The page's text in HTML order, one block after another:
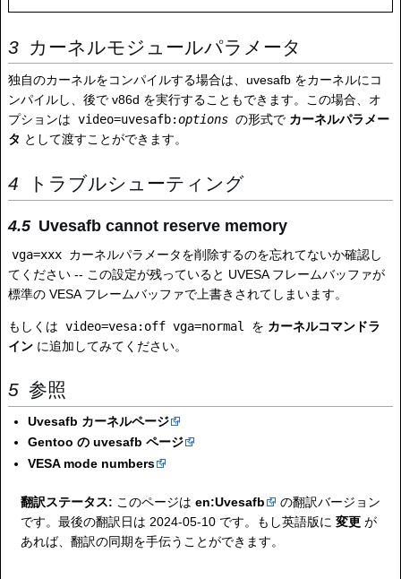
カーネルモジュールパラメータ
独自のカーネルをコンパイルする場合は、uvesafb をカーネルにコ
ンパイルし、後で v86d を実行することもできます。この場合、オ
プションは video=uvesafb:options の形式で カーネルパラメー
タ として渡すことができます。
トラブルシューティング
Uvesafb cannot reserve memory
vga=xxx カーネルパラメータを削除するのを忘れてないか確認し
てください -- この設定が残っていると UVESA フレームバッファが
標準の VESA フレームバッファで上書きされてしまいます。
もしくは video=vesa:off vga=normal を カーネルコマンドラ
イン に追加してみてください。
参照
Uvesafb カーネルページ
Gentoo の uvesafb ページ
VESA mode numbers
翻訳ステータス: このページは en:Uvesafb
の翻訳バージョン
です。最後の翻訳日は 2024-05-10 です。もし英語版に 変更 が
あれば、翻訳の同期を手伝うことができます。